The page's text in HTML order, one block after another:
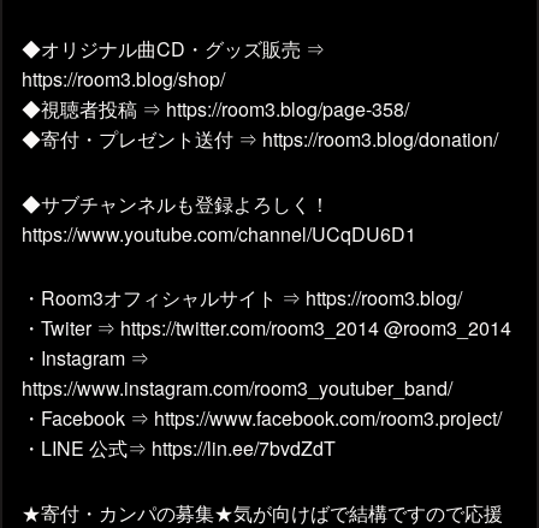
◆オリジナル曲CD・グッズ販売 ⇒
https://room3.blog/shop/
◆視聴者投稿 ⇒ https://room3.blog/page-358/
◆寄付・プレゼント送付 ⇒ https://room3.blog/donation/
◆サブチャンネルも登録よろしく！
https://www.youtube.com/channel/UCqDU6D1
・Room3オフィシャルサイト ⇒ https://room3.blog/
・Twiter ⇒ https://twitter.com/room3_2014 @room3_2014
・Instagram ⇒
https://www.instagram.com/room3_youtuber_band/
・Facebook ⇒ https://www.facebook.com/room3.project/
・LINE 公式⇒ https://lin.ee/7bvdZdT
★寄付・カンパの募集★気が向けばで結構ですので応援